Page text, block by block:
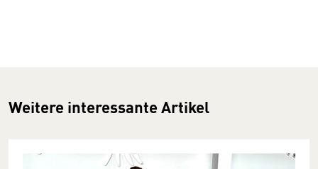
Weitere interessante Artikel